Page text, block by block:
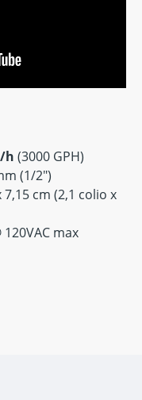
h (3000 GPH)
(1/2")
cm (2,1 colio x
120VAC max